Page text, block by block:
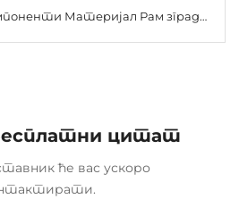
Материјал Рам зграде
конструкција
цитат
ће вас ускоро